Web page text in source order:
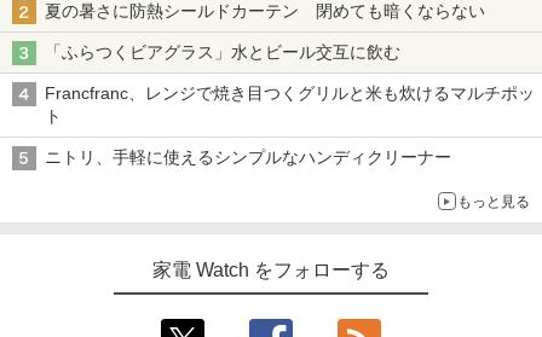
夏の暑さに防熱シールドカーテン 閉めても暗くならない
「ふらつくビアグラス」水とビール交互に飲む
Francfranc、レンジで焼き目つくグリルと米も炊けるマルチポッ
ト
ニトリ、手軽に使えるシンプルなハンディクリーナー
もっと見る
家電 Watch をフォローする